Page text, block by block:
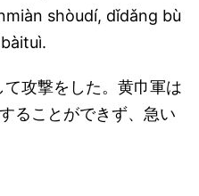
shòudí, dǐdǎng bù
攻撃をした。黄巾軍は
ることができず、急い